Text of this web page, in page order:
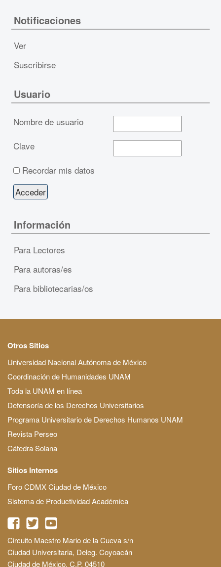
Notificaciones
Ver
Suscribirse
Usuario
Nombre de usuario
Clave
Recordar mis datos
Información
Para Lectores
Para autoras/es
Para bibliotecarias/os
Otros Sitios
Universidad Nacional Autónoma de México
Coordinación de Humanidades UNAM
Toda la UNAM en línea
Defensoría de los Derechos Universitarios
Programa Universitario de Derechos Humanos UNAM
Revista Perseo
Cátedra Solana
Sitios Internos
Foro CDMX Ciudad de México
Sistema de Productividad Académica
Circuito Maestro Mario de la Cueva s/n
Ciudad Universitaria, Deleg. Coyoacán
Ciudad de México, C.P. 04510